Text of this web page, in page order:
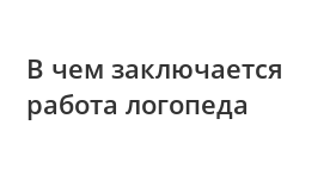
В чем заключается
работа логопеда